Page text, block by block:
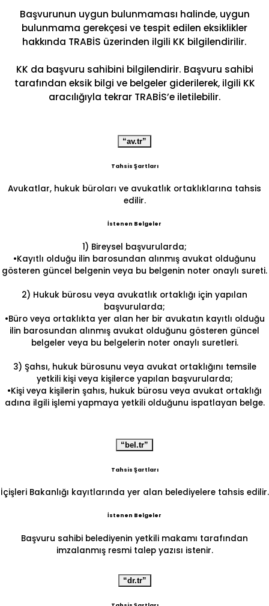
Başvurunun uygun bulunmaması halinde, uygun
bulunmama gerekçesi ve tespit edilen eksiklikler
hakkında TRABİS üzerinden ilgili KK bilgilendirilir.
KK da başvuru sahibini bilgilendirir. Başvuru sahibi
tarafından eksik bilgi ve belgeler giderilerek, ilgili KK
aracılığıyla tekrar TRABİS’e iletilebilir.
“av.tr”
Tahsis Şartları
Avukatlar, hukuk büroları ve avukatlık ortaklıklarına tahsis
edilir.
İstenen Belgeler
1) Bireysel başvurularda;
•Kayıtlı olduğu ilin barosundan alınmış avukat olduğunu
gösteren güncel belgenin veya bu belgenin noter onaylı sureti.
2) Hukuk bürosu veya avukatlık ortaklığı için yapılan
başvurularda;
•Büro veya ortaklıkta yer alan her bir avukatın kayıtlı olduğu
ilin barosundan alınmış avukat olduğunu gösteren güncel
belgeler veya bu belgelerin noter onaylı suretleri.
3) Şahsı, hukuk bürosunu veya avukat ortaklığını temsile
yetkili kişi veya kişilerce yapılan başvurularda;
•Kişi veya kişilerin şahıs, hukuk bürosu veya avukat ortaklığı
adına ilgili işlemi yapmaya yetkili olduğunu ispatlayan belge.
“bel.tr”
Tahsis Şartları
İçişleri Bakanlığı kayıtlarında yer alan belediyelere tahsis edilir.
İstenen Belgeler
Başvuru sahibi belediyenin yetkili makamı tarafından
imzalanmış resmi talep yazısı istenir.
“dr.tr”